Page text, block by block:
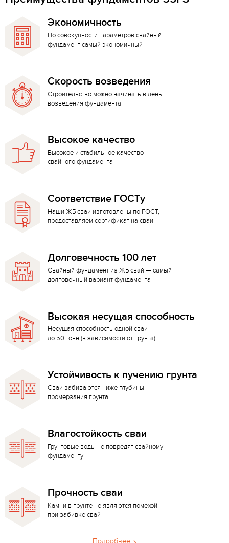
Экономичность
По совокупности параметров свайный
фундамент самый экономичный
Скорость возведения
Строительство можно начинать в день
возведения фундамента
Высокое качество
Высокое и стабильное качество
свайного фундамента
Соответствие ГОСТу
Наши ЖБ сваи изготовлены по ГОСТ,
предоставляем сертификат на сваи
Долговечность 100 лет
Свайный фундамент из ЖБ свай — самый
долговечный вариант фундамента
Высокая несущая способность
Несущая способность одной сваи
до 50 тонн (в зависимости от грунта)
Устойчивость к пучению грунта
Сваи забиваются ниже глубины
промерзания грунта
Влагостойкость сваи
Грунтовые воды не повредят свайному
фундаменту
Прочность сваи
Камни в грунте не являются помехой
при забивке свай
Подробнее